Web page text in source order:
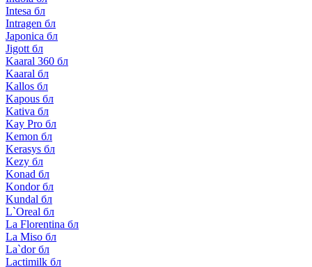
Intesa бл
Intragen бл
Japonica бл
Jigott бл
Kaaral 360 бл
Kaaral бл
Kallos бл
Kapous бл
Kativa бл
Kay Pro бл
Kemon бл
Kerasys бл
Kezy бл
Konad бл
Kondor бл
Kundal бл
L`Oreal бл
La Florentina бл
La Miso бл
La`dor бл
Lactimilk бл